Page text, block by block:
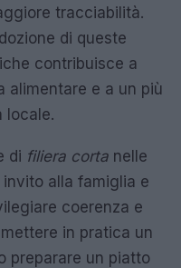
tracciabilità.
di queste
contribuisce a
alimentare e a un più
locale.
di filiera corta nelle
alla famiglia e
coerenza e
in pratica un
preparare un piatto